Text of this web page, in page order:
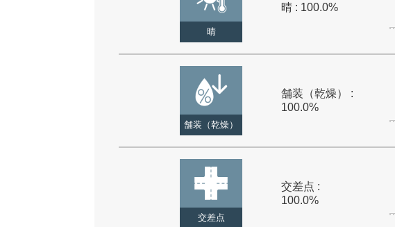
晴
晴 : 100.0%
舗装（乾燥）
舗装（乾燥） :
100.0%
交差点
交差点 :
100.0%